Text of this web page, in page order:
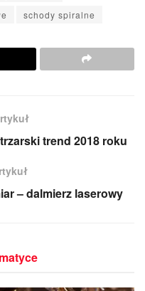
schody spiralne
trend 2018 roku
– dalmierz laserowy